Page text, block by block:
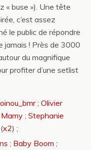
« buse »). Une tête
c’est assez
le public de répondre
jamais ! Près de 3000
du magnifique
profiter d’une setlist
;Olivier
;Stephanie
(x2) ;
; Baby Boom ;